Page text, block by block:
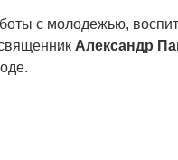
с молодежью,
Александр